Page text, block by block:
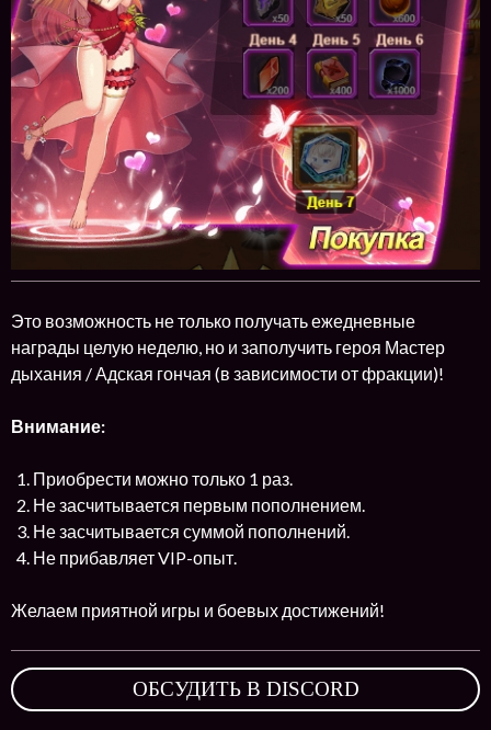
Это возможность не только получать ежедневные
награды целую неделю, но и заполучить героя Мастер
дыхания / Адская гончая (в зависимости от фракции)!
Внимание:
Приобрести можно только 1 раз.
Не засчитывается первым пополнением.
Не засчитывается суммой пополнений.
Не прибавляет VIP-опыт.
Желаем приятной игры и боевых достижений!
ОБСУДИТЬ В DISCORD